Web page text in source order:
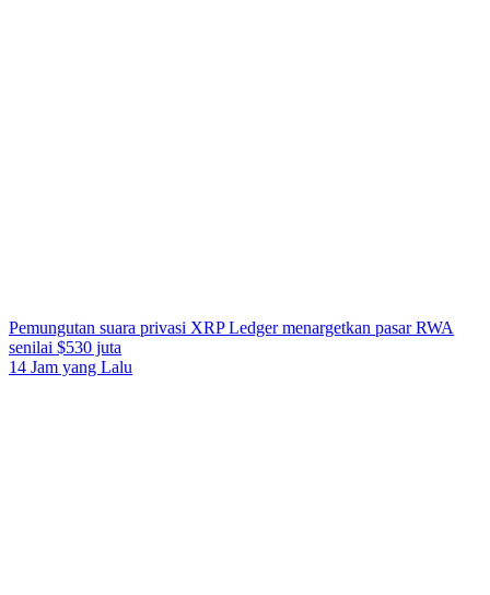
Pemungutan suara privasi XRP Ledger menargetkan pasar RWA
senilai $530 juta
14 Jam yang Lalu